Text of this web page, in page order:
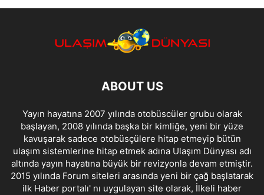
ABOUT US
Yayın hayatına 2007 yılında otobüscüler grubu olarak
başlayan, 2008 yılında başka bir kimliğe, yeni bir yüze
kavuşarak sadece otobüsçülere hitap etmeyip bütün
ulaşım sistemlerine hitap etmek adına Ulaşım Dünyası adı
altında yayın hayatına büyük bir revizyonla devam etmiştir.
2015 yılında Forum siteleri arasında yeni bir çağ başlatarak
ilk Haber portalı' nı uygulayan site olarak, İlkeli haber